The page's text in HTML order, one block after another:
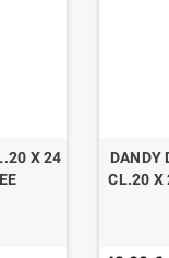
X 24
DANDY
CL.20 X